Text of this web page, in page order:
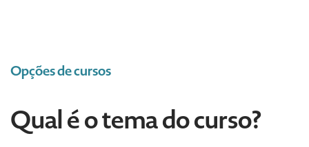
Opções de cursos
Qual é o tema do curso?